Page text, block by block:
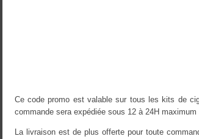
Ce code promo est valable sur tous les kits de
commande sera expédiée sous 12 à 24H
La livraison est de plus offerte pour toute